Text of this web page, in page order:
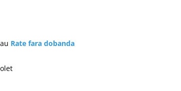
Rate fara dobanda